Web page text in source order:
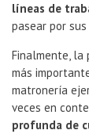
líneas de
pasear por
Finalmente, la
más
matronería
veces en
profunda de